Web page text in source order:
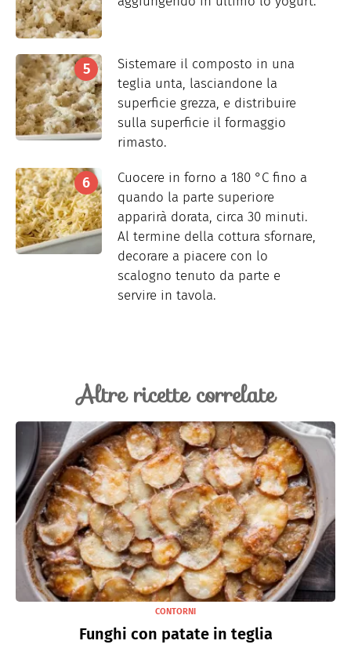
Sistemare il composto in una
teglia unta, lasciandone la
superficie grezza, e distribuire
sulla superficie il formaggio
rimasto.
Cuocere in forno a 180 °C fino a
quando la parte superiore
apparirà dorata, circa 30 minuti.
Al termine della cottura sfornare,
decorare a piacere con lo
scalogno tenuto da parte e
servire in tavola.
Altre ricette correlate
CONTORNI
Funghi con patate in teglia